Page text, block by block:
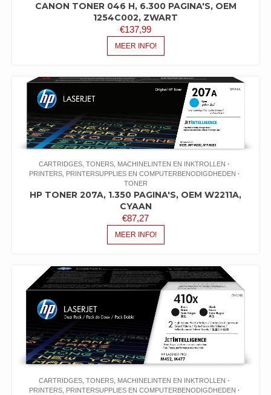
CANON TONER 046 H, 6.300 PAGINA'S, OEM
1254C002, ZWART
€137,99
MEER INFO!
CARTRIDGES, TONERS, MACHINELINTEN EN INKTROLLEN
PRINTERS, PRINTERSUPPLIES EN COMPUTERBENODIGDHEDEN
TONER
HP TONER 207A, 1.350 PAGINA'S, OEM W2211A,
CYAAN
€87,27
MEER INFO!
CARTRIDGES, TONERS, MACHINELINTEN EN INKTROLLEN
PRINTERS, PRINTERSUPPLIES EN COMPUTERBENODIGDHEDEN